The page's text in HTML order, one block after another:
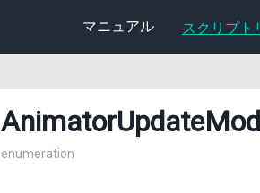
マニュアル スクリプト
enumeration